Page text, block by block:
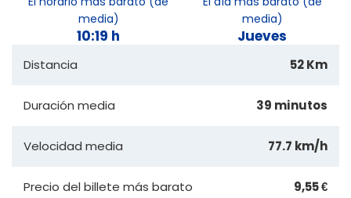
media)
10:19 h
media)
Jueves
Distancia 52 Km
Duración media 39 minutos
Velocidad media 77.7 km/h
Precio del billete más barato 9,55 €